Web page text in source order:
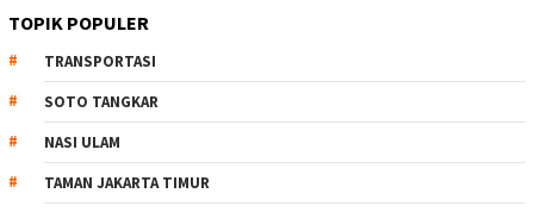
TOPIK POPULER
TRANSPORTASI
SOTO TANGKAR
NASI ULAM
TAMAN JAKARTA TIMUR